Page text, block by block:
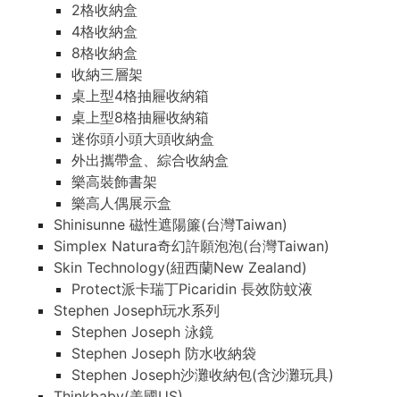
2格收納盒
4格收納盒
8格收納盒
收納三層架
桌上型4格抽屜收納箱
桌上型8格抽屜收納箱
迷你頭小頭大頭收納盒
外出攜帶盒、綜合收納盒
樂高裝飾書架
樂高人偶展示盒
Shinisunne 磁性遮陽簾(台灣Taiwan)
Simplex Natura奇幻許願泡泡(台灣Taiwan)
Skin Technology(紐西蘭New Zealand)
Protect派卡瑞丁Picaridin 長效防蚊液
Stephen Joseph玩水系列
Stephen Joseph 泳鏡
Stephen Joseph 防水收納袋
Stephen Joseph沙灘收納包(含沙灘玩具)